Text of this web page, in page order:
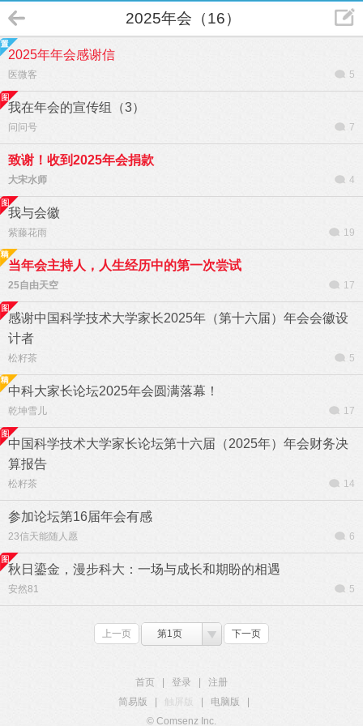
2025年会（16）
2025年年会感谢信
医微客 5
我在年会的宣传组（3）
问问号 7
致谢！收到2025年会捐款
大宋水师 4
我与会徽
紫藤花雨 19
当年会主持人，人生经历中的第一次尝试
25自由天空 17
感谢中国科学技术大学家长2025年（第十六届）年会会徽设
计者
松籽茶 5
中科大家长论坛2025年会圆满落幕！
乾坤雪儿 17
中国科学技术大学家长论坛第十六届（2025年）年会财务决
算报告
松籽茶 14
参加论坛第16届年会有感
23信天能随人愿 6
秋日鎏金，漫步科大：一场与成长和期盼的相遇
安然81 5
上一页 第1页 下一页
首页 登录
注册
简易版
触屏版 电脑版
© Comsenz Inc.